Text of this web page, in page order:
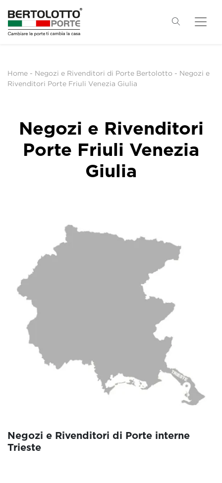
Home - Negozi e Rivenditori di Porte Bertolotto - Negozi e
Rivenditori Porte Friuli Venezia Giulia
Negozi e Rivenditori
Porte Friuli Venezia
Giulia
Negozi e Rivenditori di Porte interne
Trieste